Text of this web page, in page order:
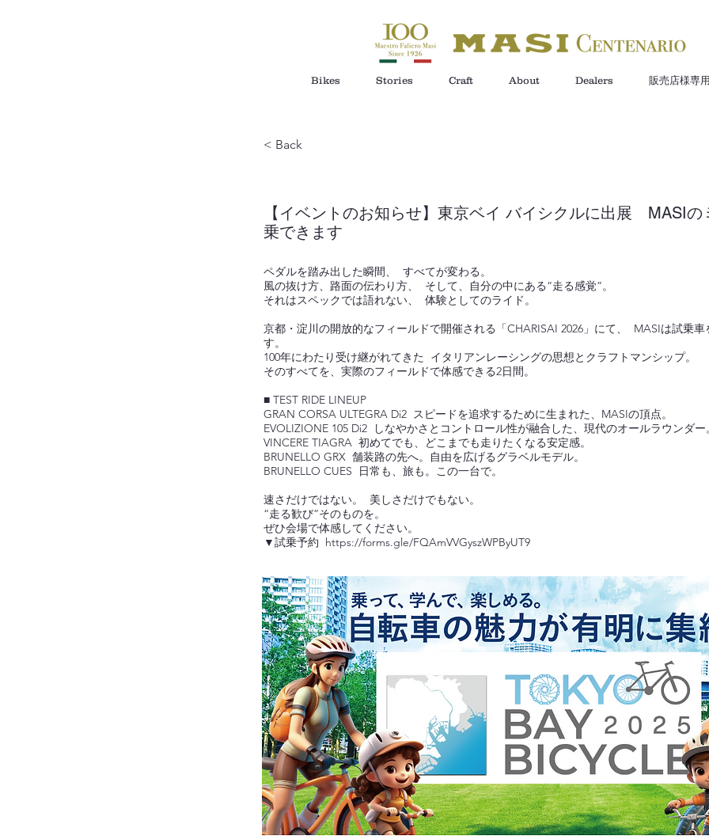
Bikes Stories Craft About Dealers 販売店様専
< Back
【イベントのお知らせ】東京ベイ バイシクルに出展 MASIの
乗できます
ペダルを踏み出した瞬間、 すべてが変わる。
風の抜け方、路面の伝わり方、 そして、自分の中にある“走る感覚”。
それはスペックでは語れない、 体験としてのライド。
京都・淀川の開放的なフィールドで開催される「CHARISAI 2026」にて、 MASIは試乗
す。
100年にわたり受け継がれてきた イタリアンレーシングの思想とクラフトマンシップ。
そのすべてを、実際のフィールドで体感できる2日間。
■ TEST RIDE LINEUP
GRAN CORSA ULTEGRA Di2 スピードを追求するために生まれた、MASIの頂点。
EVOLIZIONE 105 Di2 しなやかさとコントロール性が融合した、現代のオールラウンダー
VINCERE TIAGRA 初めてでも、どこまでも走りたくなる安定感。
BRUNELLO GRX 舗装路の先へ。自由を広げるグラベルモデル。
BRUNELLO CUES 日常も、旅も。この一台で。
速さだけではない。 美しさだけでもない。
“走る歓び”そのものを。
ぜひ会場で体感してください。
▼試乗予約 https://forms.gle/FQAmVVGyszWPByUT9